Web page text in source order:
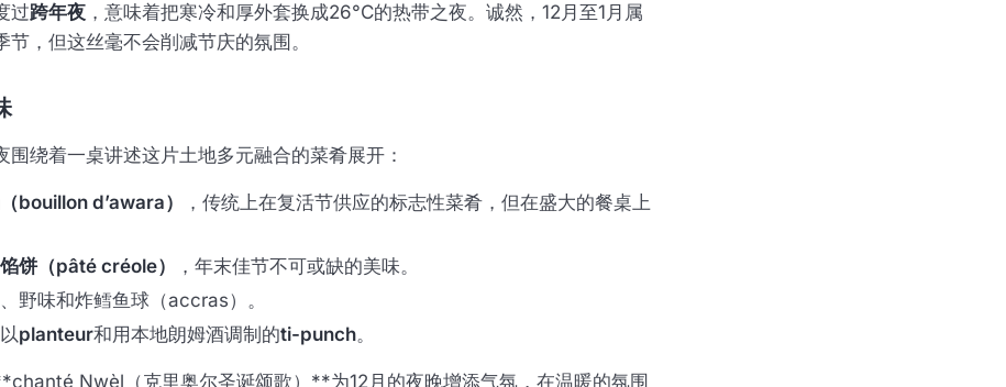
过跨年夜 ，意味着把寒冷和厚外套换成26°C的热带之夜。诚然，12月至1月属
节，但这丝毫不会削减节庆的氛围。
围绕着一桌讲述这片土地多元融合的菜肴展开：
bouillon d’awara）
，传统上在复活节供应的标志性菜肴，但在盛大的餐桌上
饼（pâté créole）
，年末佳节不可或缺的美味。
野味和炸鳕鱼球（accras）。
planteur和用本地朗姆酒调制的ti-punch。
Nwèl（克里奥尔圣诞颂歌）**为12月的夜晚增添气氛，在温暖的氛围